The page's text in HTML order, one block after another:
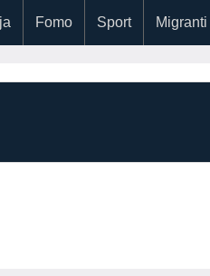
Fomo Sport Migranti